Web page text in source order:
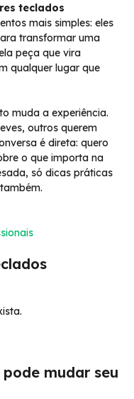
teclados
mais simples: eles
transformar uma
peça que vira
qualquer lugar que
muda a experiência.
outros querem
é direta: quero
o que importa na
só dicas práticas
mudar seu